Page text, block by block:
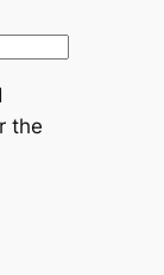
the